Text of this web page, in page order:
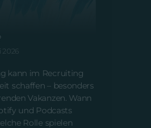
2026
kann im Recruiting
schaffen – besonders
Vakanzen. Wann
und Podcasts
Rolle spielen